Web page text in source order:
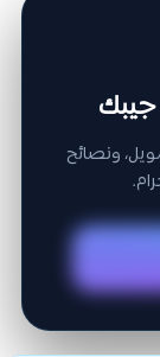
جيبك
ونصائح